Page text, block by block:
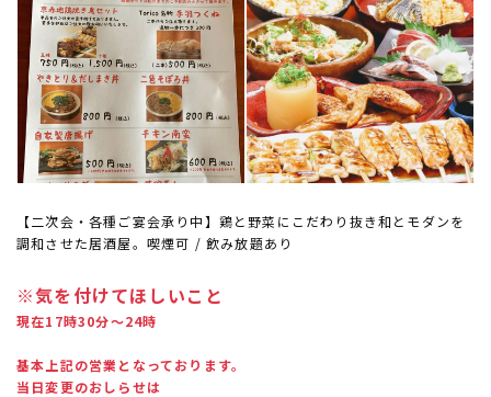
【二次会・各種ご宴会承り中】鶏と野菜にこだわり抜き和とモダンを
調和させた居酒屋。喫煙可 / 飲み放題あり
※気を付けてほしいこと
現在17時30分～24時
基本上記の営業となっております。
当日変更のおしらせは